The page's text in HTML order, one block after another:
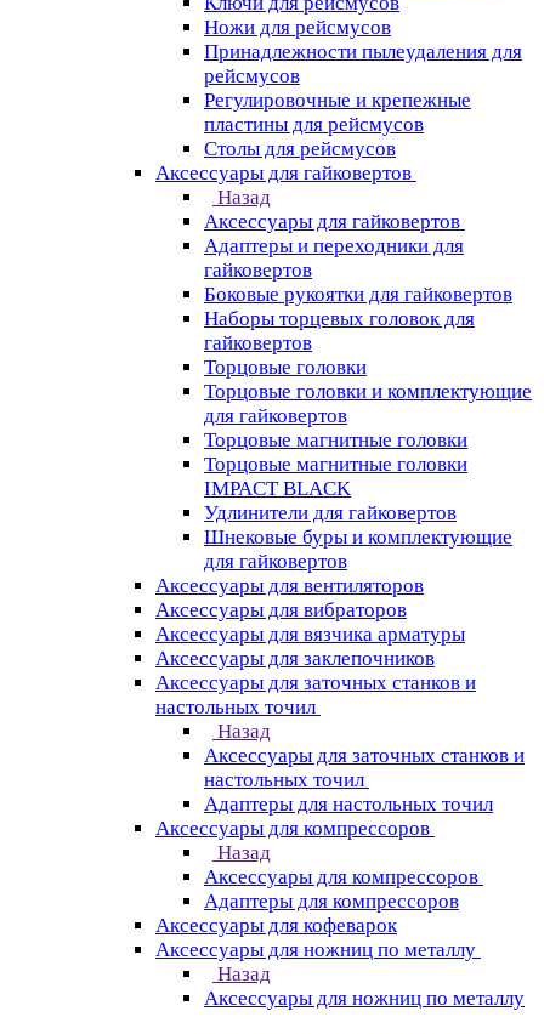
Ножи для рейсмусов
Принадлежности пылеудаления для
рейсмусов
Регулировочные и крепежные
пластины для рейсмусов
Столы для рейсмусов
Аксессуары для гайковертов
Назад
Аксессуары для гайковертов
Адаптеры и переходники для
гайковертов
Боковые рукоятки для гайковертов
Наборы торцевых головок для
гайковертов
Торцовые головки
Торцовые головки и комплектующие
для гайковертов
Торцовые магнитные головки
Торцовые магнитные головки
IMPACT BLACK
Удлинители для гайковертов
Шнековые буры и комплектующие
для гайковертов
Аксессуары для вентиляторов
Аксессуары для вибраторов
Аксессуары для вязчика арматуры
Аксессуары для заклепочников
Аксессуары для заточных станков и
настольных точил
Назад
Аксессуары для заточных станков и
настольных точил
Адаптеры для настольных точил
Аксессуары для компрессоров
Назад
Аксессуары для компрессоров
Адаптеры для компрессоров
Аксессуары для кофеварок
Аксессуары для ножниц по металлу
Назад
Аксессуары для ножниц по металлу